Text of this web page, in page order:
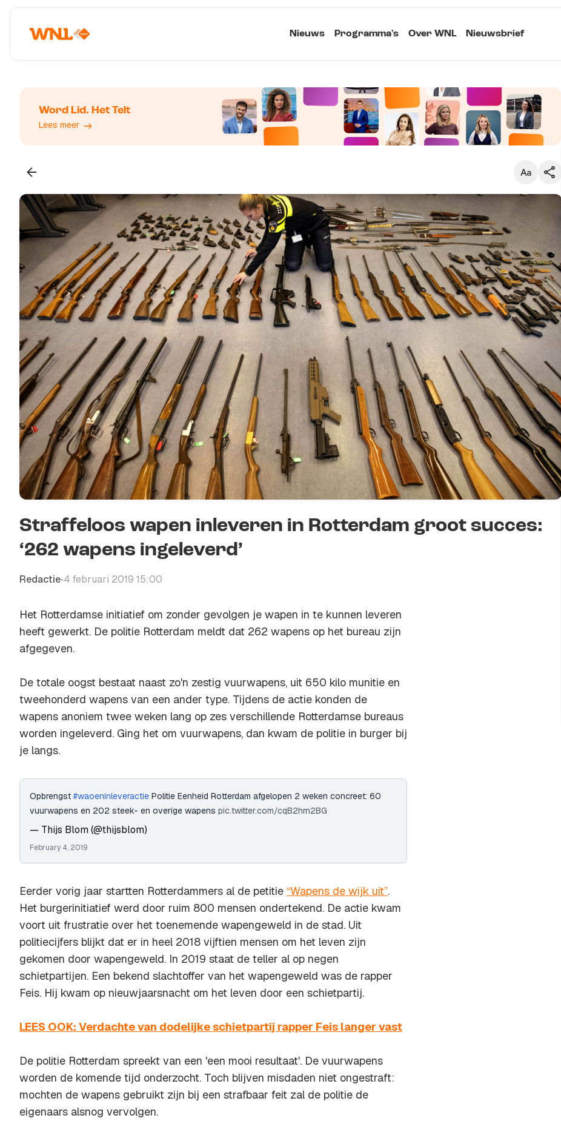
Nieuws Programma's Over WNL Nieuwsbrief
Word Lid. Het Telt
Lees meer
Klein
Standaard
Groot
Kopieer link
Straffeloos wapen inleveren in Rotterdam groot succes:
‘262 wapens ingeleverd’
Redactie•4 februari 2019 15:00
Het Rotterdamse initiatief om zonder gevolgen je wapen in te kunnen leveren
heeft gewerkt. De politie Rotterdam meldt dat 262 wapens op het bureau zijn
afgegeven.
De totale oogst bestaat naast zo'n zestig vuurwapens, uit 650 kilo munitie en
tweehonderd wapens van een ander type. Tijdens de actie konden de
wapens anoniem twee weken lang op zes verschillende Rotterdamse bureaus
worden ingeleverd. Ging het om vuurwapens, dan kwam de politie in burger bij
je langs.
Opbrengst #waoeninleveractie Politie Eenheid Rotterdam afgelopen 2 weken concreet: 60
vuurwapens en 202 steek- en overige wapens pic.twitter.com/cqB2hrn2BG
— Thijs Blom (@thijsblom)
February 4, 2019
Eerder vorig jaar startten Rotterdammers al de petitie “Wapens de wijk uit”.
Het burgerinitiatief werd door ruim 800 mensen ondertekend. De actie kwam
voort uit frustratie over het toenemende wapengeweld in de stad. Uit
politiecijfers blijkt dat er in heel 2018 vijftien mensen om het leven zijn
gekomen door wapengeweld. In 2019 staat de teller al op negen
schietpartijen. Een bekend slachtoffer van het wapengeweld was de rapper
Feis. Hij kwam op nieuwjaarsnacht om het leven door een schietpartij.
LEES OOK: Verdachte van dodelijke schietpartij rapper Feis langer vast
De politie Rotterdam spreekt van een 'een mooi resultaat'. De vuurwapens
worden de komende tijd onderzocht. Toch blijven misdaden niet ongestraft:
mochten de wapens gebruikt zijn bij een strafbaar feit zal de politie de
eigenaars alsnog vervolgen.